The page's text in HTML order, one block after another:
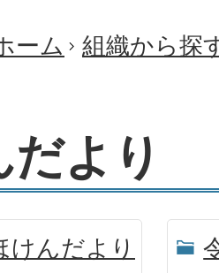
ーム 組織から探
より
けんだより